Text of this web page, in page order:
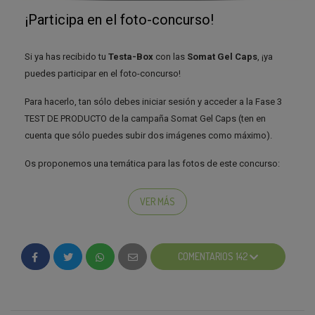
¡Participa en el foto-concurso!
Si ya has recibido tu Testa-Box con las Somat Gel Caps, ¡ya
puedes participar en el foto-concurso!
Para hacerlo, tan sólo debes iniciar sesión y acceder a la Fase 3
TEST DE PRODUCTO de la campaña Somat Gel Caps (ten en
cuenta que sólo puedes subir dos imágenes como máximo).
Os proponemos una temática para las fotos de este concurso:
Recordad que, como siempre, seleccionaremos la foto más
VER MÁS
COMENTARIOS 142